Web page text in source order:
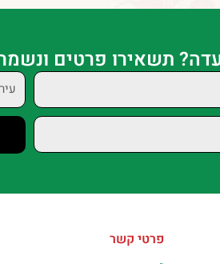
תשאירו פרטים
עיר
פרטי קשר